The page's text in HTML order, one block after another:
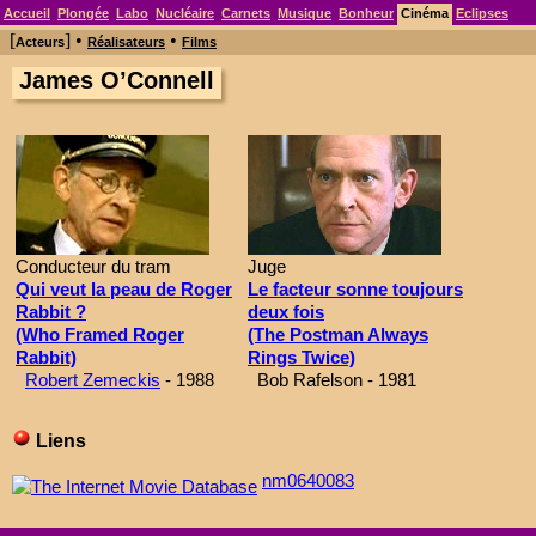
Accueil Plongée Labo Nucléaire Carnets Musique Bonheur Cinéma Eclipses
[Acteurs] • Réalisateurs • Films
James O’Connell
Conducteur du tram
Qui veut la peau de Roger
Rabbit ?
(Who Framed Roger
Rabbit)
Robert Zemeckis - 1988
Juge
Le facteur sonne toujours
deux fois
(The Postman Always
Rings Twice)
Bob Rafelson - 1981
Liens
nm0640083